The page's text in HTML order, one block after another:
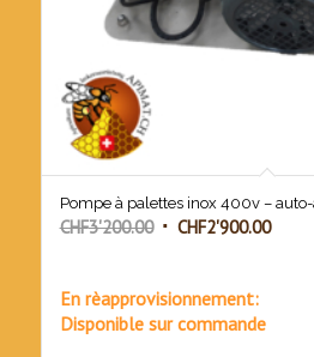
Pompe à palettes inox 400v –
CHF3'200.00 Le
était :
CHF2'900.00Le
En rèapprovisionnement:
Disponible sur commande